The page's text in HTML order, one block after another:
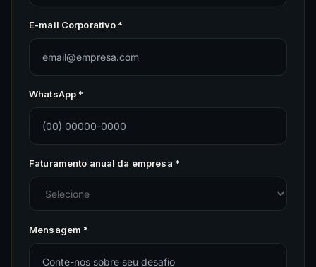
E-mail Corporativo *
WhatsApp *
Faturamento anual da empresa *
Mensagem *